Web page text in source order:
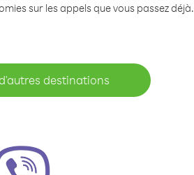
sur les appels que vous passez déjà.
destinations